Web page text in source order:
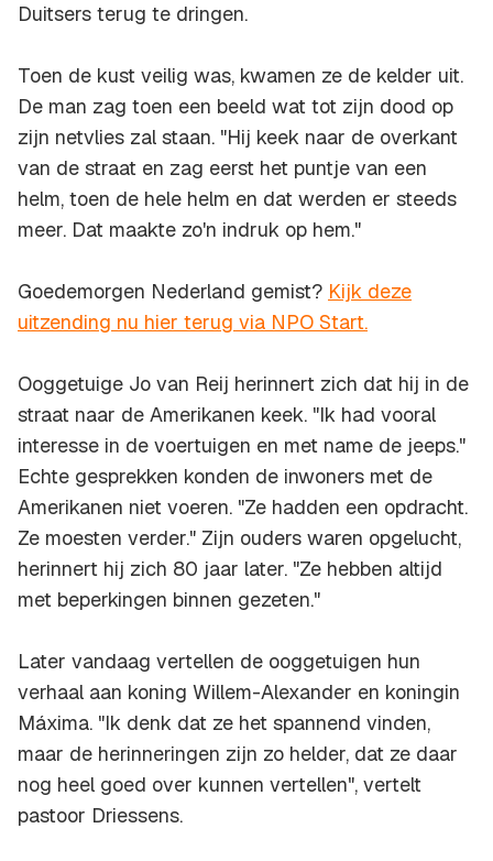
Duitsers terug te dringen.
Toen de kust veilig was, kwamen ze de kelder uit.
De man zag toen een beeld wat tot zijn dood op
zijn netvlies zal staan. "Hij keek naar de overkant
van de straat en zag eerst het puntje van een
helm, toen de hele helm en dat werden er steeds
meer. Dat maakte zo'n indruk op hem."
Goedemorgen Nederland gemist? Kijk deze
uitzending nu hier terug via NPO Start.
Ooggetuige Jo van Reij herinnert zich dat hij in de
straat naar de Amerikanen keek. "Ik had vooral
interesse in de voertuigen en met name de jeeps."
Echte gesprekken konden de inwoners met de
Amerikanen niet voeren. "Ze hadden een opdracht.
Ze moesten verder." Zijn ouders waren opgelucht,
herinnert hij zich 80 jaar later. "Ze hebben altijd
met beperkingen binnen gezeten."
Later vandaag vertellen de ooggetuigen hun
verhaal aan koning Willem-Alexander en koningin
Máxima. "Ik denk dat ze het spannend vinden,
maar de herinneringen zijn zo helder, dat ze daar
nog heel goed over kunnen vertellen", vertelt
pastoor Driessens.